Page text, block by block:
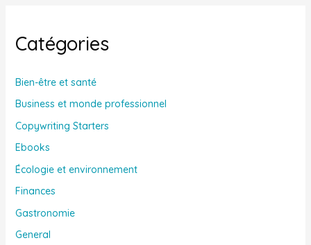
Catégories
Bien-être et santé
Business et monde professionnel
Copywriting Starters
Ebooks
Écologie et environnement
Finances
Gastronomie
General